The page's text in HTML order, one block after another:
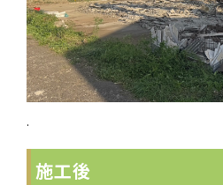
.
施工後